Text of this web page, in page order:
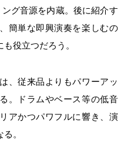
グ音源を内蔵。後に紹介す
簡単な即興演奏を楽しむの
役立つだろう。
、従来品よりもパワーアッ
。ドラムやベース等の低音
アかつパワフルに響き、演
。